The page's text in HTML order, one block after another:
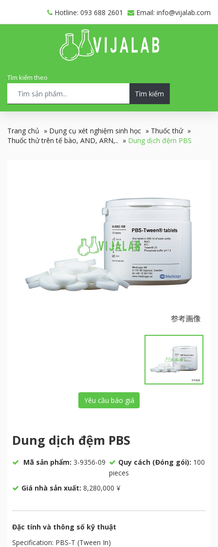
Hotline: 093 688 2601 Email: info@vijalab.com
Tìm kiếm theo
Tìm kiếm
Trang chủ » Dụng cụ xét nghiệm sinh học » Thuốc thử »
Thuốc thử trên tế bào, AND, ARN,.. » Dung dịch đệm PBS
Yêu cầu báo giá
Dung dịch đệm PBS
Mã sản phẩm: 3-9356-09 Quy cách (Đóng gói): 100
pieces
Giá nhà sản xuất: 8,280,000 ¥
Đặc tính và thông số kỹ thuật
Specification: PBS-T (Tween In)